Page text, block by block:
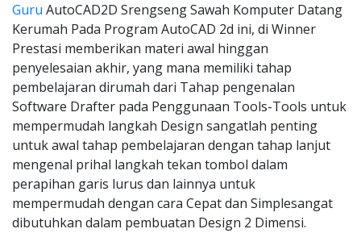
Guru AutoCAD2D Srengseng Sawah Komputer Datang
Kerumah Pada Program AutoCAD 2d ini, di Winner
Prestasi memberikan materi awal hinggan
penyelesaian akhir, yang mana memiliki tahap
pembelajaran dirumah dari Tahap pengenalan
Software Drafter pada Penggunaan Tools-Tools untuk
mempermudah langkah Design sangatlah penting
untuk awal tahap pembelajaran dengan tahap lanjut
mengenal prihal langkah tekan tombol dalam
perapihan garis lurus dan lainnya untuk
mempermudah dengan cara Cepat dan Simplesangat
dibutuhkan dalam pembuatan Design 2 Dimensi.